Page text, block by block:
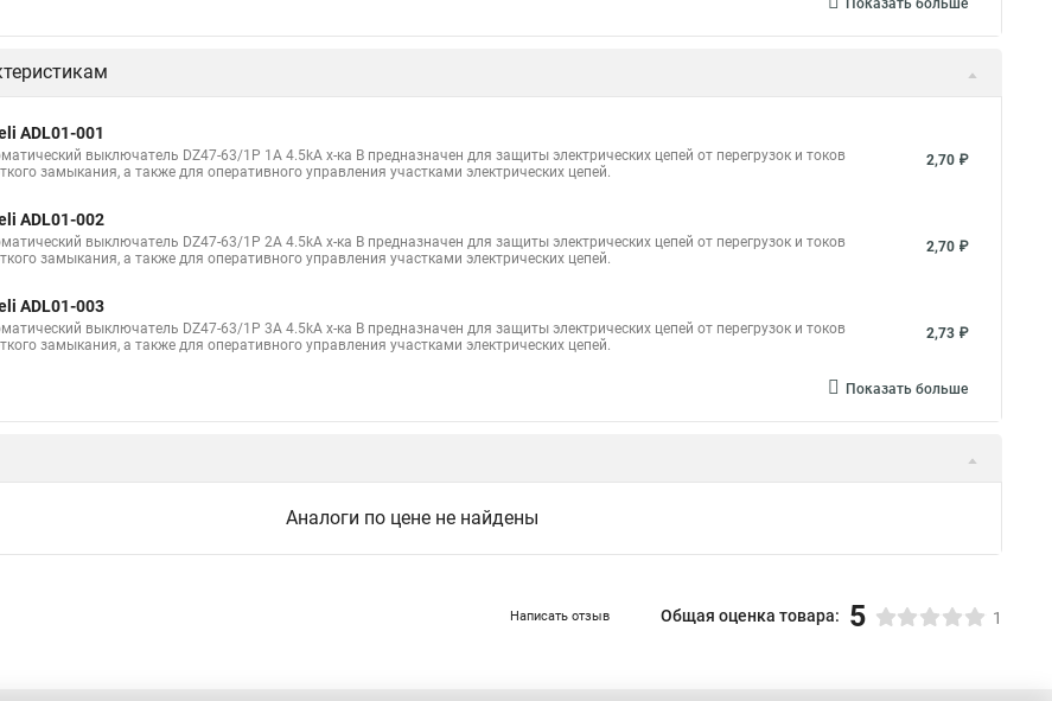
Показать больше
ADL01-001
выключатель DZ47-63/1P 1A 4.5kA х-ка B предназначен для защиты электрических цепей от перегрузок и токов
замыкания, а также для оперативного управления участками электрических цепей.
2,70 ₽
ADL01-002
выключатель DZ47-63/1P 2A 4.5kA х-ка B предназначен для защиты электрических цепей от перегрузок и токов
замыкания, а также для оперативного управления участками электрических цепей.
2,70 ₽
ADL01-003
выключатель DZ47-63/1P 3A 4.5kA х-ка B предназначен для защиты электрических цепей от перегрузок и токов
замыкания, а также для оперативного управления участками электрических цепей.
2,73 ₽
Показать больше
Аналоги по цене не найдены
Написать отзыв Общая оценка товара: 5 1